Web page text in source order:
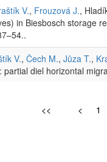
V., Frouzová J.,
in Biesbosch storage
V., Čech M., Jůza T.,
diel horizontal
<< < 1